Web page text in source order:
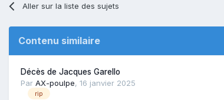
Aller sur la liste des sujets
Contenu similaire
Décès de Jacques Garello
Par AX-poulpe, 16 janvier 2025
rip